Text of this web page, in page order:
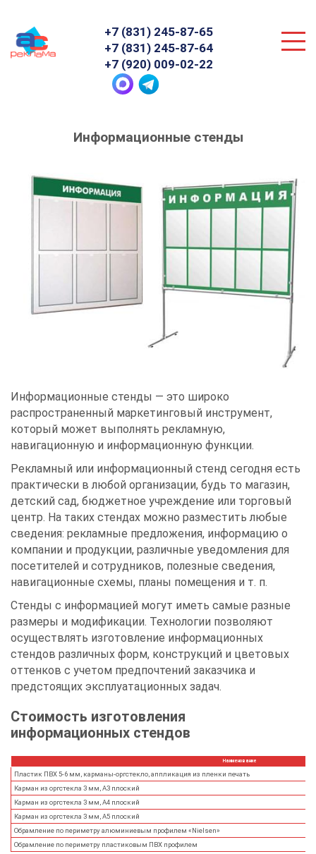
+7 (831) 245-87-65
+7 (831) 245-87-64
+7 (920) 009-02-22
Информационные стенды
Информационные стенды — это широко
распространенный маркетинговый инструмент,
который может выполнять рекламную,
навигационную и информационную функции.
Рекламный или информационный стенд сегодня есть
практически в любой организации, будь то магазин,
детский сад, бюджетное учреждение или торговый
центр. На таких стендах можно разместить любые
сведения: рекламные предложения, информацию о
компании и продукции, различные уведомления для
посетителей и сотрудников, полезные сведения,
навигационные схемы, планы помещения и т. п.
Стенды с информацией могут иметь самые разные
размеры и модификации. Технологии позволяют
осуществлять изготовление информационных
стендов различных форм, конструкций и цветовых
оттенков с учетом предпочтений заказчика и
предстоящих эксплуатационных задач.
Стоимость изготовления
информационных стендов
Наименование
Пластик ПВХ 5-6 мм, карманы-оргстекло, аппликация из пленки печать
Карман из оргстекла 3 мм, А3 плоский
Карман из оргстекла 3 мм, А4 плоский
Карман из оргстекла 3 мм, А5 плоский
Обрамление по периметру алюминиевым профилем «Nielsen»
Обрамление по периметру пластиковым ПВХ профилем